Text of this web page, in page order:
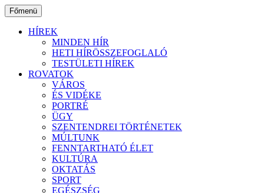
Ugrás
a
tartalomhoz
Főmenü
HÍREK
MINDEN HÍR
HETI HÍRÖSSZEFOGLALÓ
TESTÜLETI HÍREK
ROVATOK
VÁROS
ÉS VIDÉKE
PORTRÉ
ÜGY
SZENTENDREI TÖRTÉNETEK
MÚLTUNK
FENNTARTHATÓ ÉLET
KULTÚRA
OKTATÁS
SPORT
EGÉSZSÉG